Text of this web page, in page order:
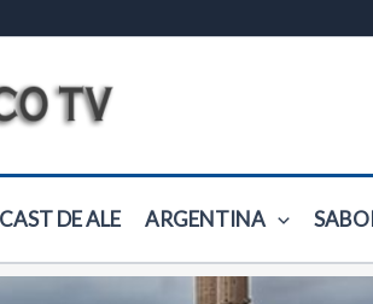
DE ALE ARGENTINA